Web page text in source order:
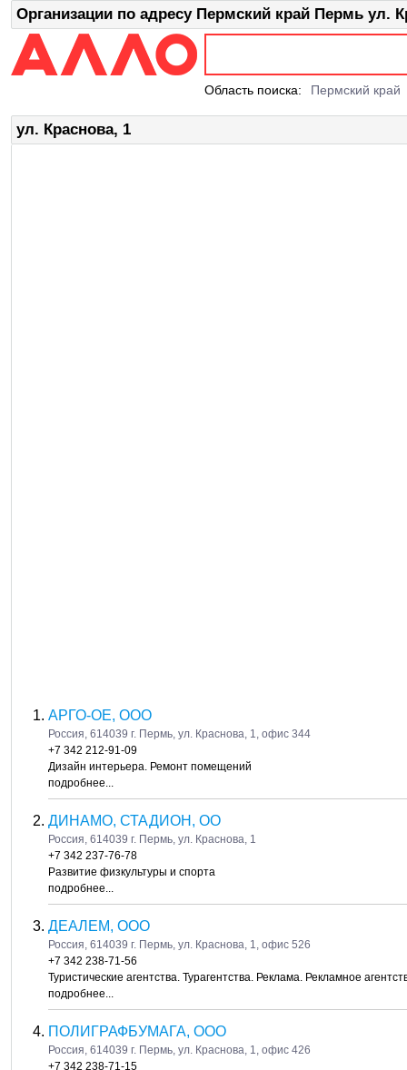
Организации по адресу Пермский край Пермь ул.
Область поиска: Пермский край
ул. Краснова, 1
АРГО-ОЕ, ООО
Россия, 614039 г. Пермь, ул. Краснова, 1, офис 344
+7 342 212-91-09
Дизайн интерьера. Ремонт помещений
подробнее...
ДИНАМО, СТАДИОН, ОО
Россия, 614039 г. Пермь, ул. Краснова, 1
+7 342 237-76-78
Развитие физкультуры и спорта
подробнее...
ДЕАЛЕМ, ООО
Россия, 614039 г. Пермь, ул. Краснова, 1, офис 526
+7 342 238-71-56
Туристические агентства. Турагентства. Реклама. Рекламное
подробнее...
ПОЛИГРАФБУМАГА, ООО
Россия, 614039 г. Пермь, ул. Краснова, 1, офис 426
+7 342 238-71-15